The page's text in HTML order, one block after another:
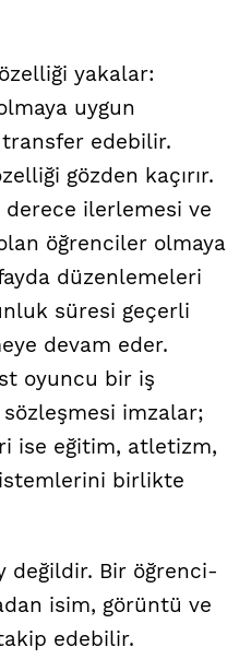
yakalar:
uygun
edebilir.
gözden kaçırır.
derece ilerlemesi ve
öğrenciler olmaya
düzenlemeleri
süresi geçerli
devam eder.
oyuncu bir iş
imzalar;
ise eğitim, atletizm,
birlikte
değildir. Bir öğrenci-
isim, görüntü ve
edebilir.